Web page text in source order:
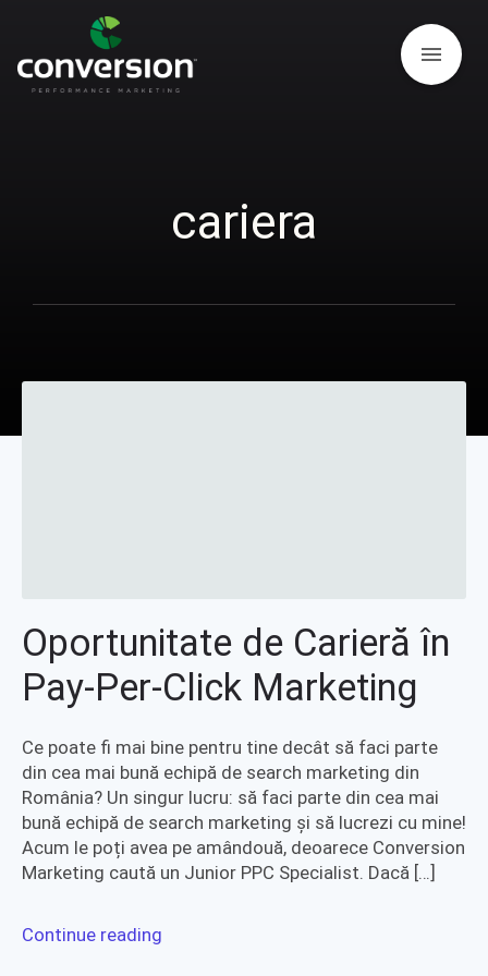
menu
cariera
Oportunitate de Carieră în
Pay-Per-Click Marketing
Ce poate fi mai bine pentru tine decât să faci parte
din cea mai bună echipă de search marketing din
România? Un singur lucru: să faci parte din cea mai
bună echipă de search marketing și să lucrezi cu mine!
Acum le poți avea pe amândouă, deoarece Conversion
Marketing caută un Junior PPC Specialist. Dacă […]
Continue reading